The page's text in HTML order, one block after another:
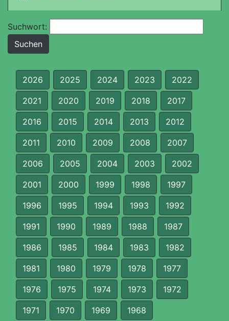
Suchwort:
2026 2025 2024 2023 2022
2021 2020 2019 2018 2017
2016 2015 2014 2013 2012
2011 2010 2009 2008 2007
2006 2005 2004 2003 2002
2001 2000 1999 1998 1997
1996 1995 1994 1993 1992
1991 1990 1989 1988 1987
1986 1985 1984 1983 1982
1981 1980 1979 1978 1977
1976 1975 1974 1973 1972
1971 1970 1969 1968